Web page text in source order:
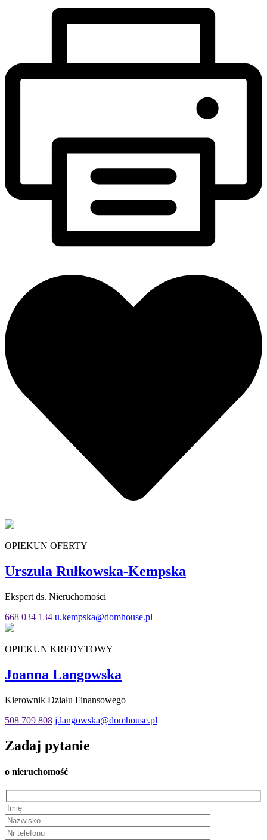
OPIEKUN OFERTY
Urszula Rułkowska-Kempska
Ekspert ds. Nieruchomości
668 034 134 u.kempska@domhouse.pl
OPIEKUN KREDYTOWY
Joanna Langowska
Kierownik Działu Finansowego
508 709 808 j.langowska@domhouse.pl
Zadaj pytanie
o nieruchomość